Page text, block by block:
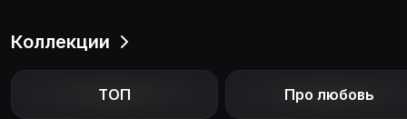
Коллекции
ТОП Про любовь